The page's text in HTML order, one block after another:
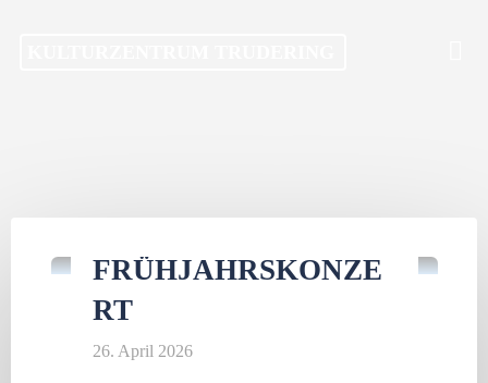
FRÜHJAHRSKONZE
RT
26. April 2026